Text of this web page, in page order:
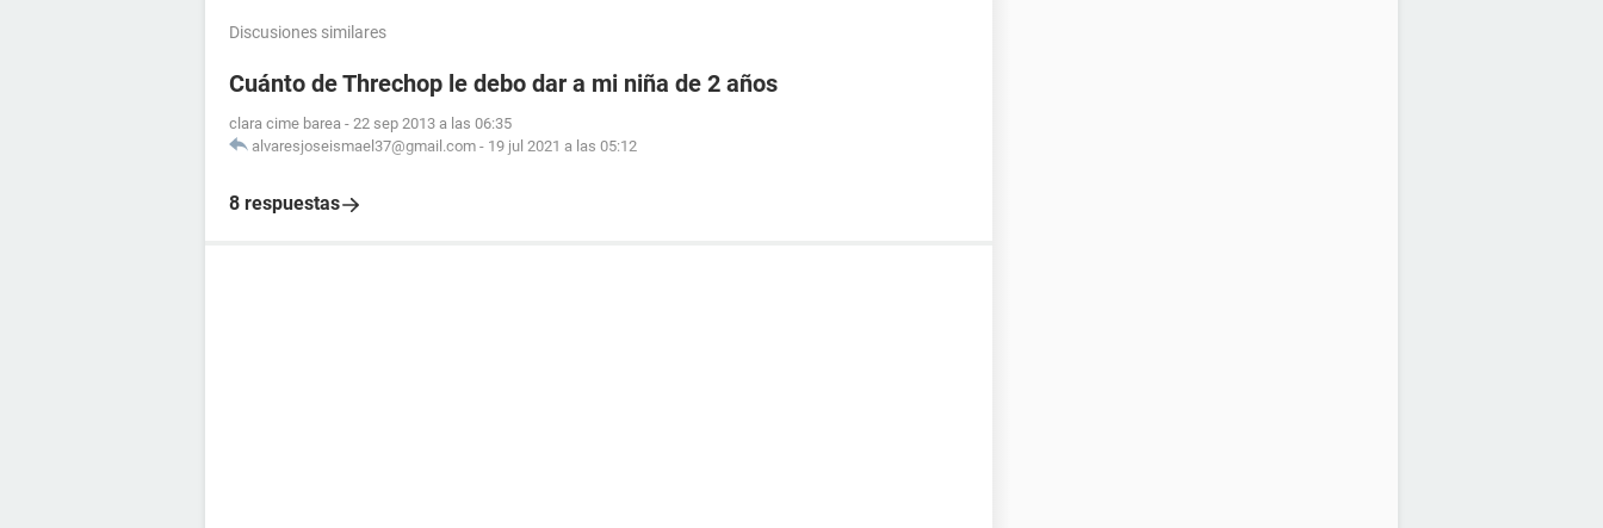
Discusiones similares
Cuánto de Threchop le debo dar a mi niña de 2 años
clara cime barea - 22 sep 2013 a las 06:35
alvaresjoseismael37@gmail.com - 19 jul 2021 a las 05:12
8 respuestas